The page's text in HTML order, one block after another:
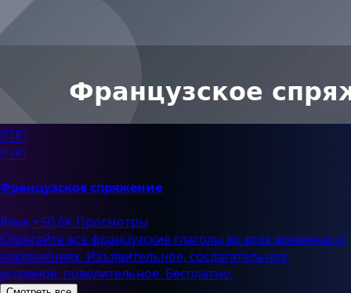
🇫🇷
🇫🇷
Французское спряжение
Язык • 50.6K Просмотры
Спрягайте все французские глаголы во всех временах и
наклонениях. Изъявительное, сослагательное,
условное, повелительное. Бесплатно.